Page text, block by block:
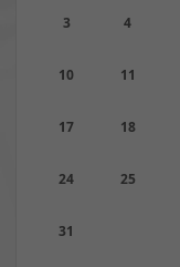
3 4
10 11
17 18
24 25
31